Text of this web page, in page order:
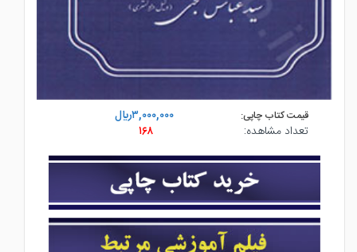
قیمت کتاب چاپی:
۳,۰۰۰,۰۰۰ريال
تعداد مشاهده:
۱۶۸